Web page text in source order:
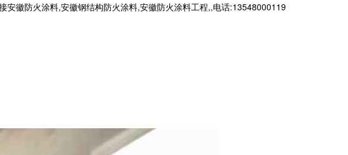
徽防火涂料,安徽钢结构防火涂料,安徽防火涂料工程,,电话:13548000119